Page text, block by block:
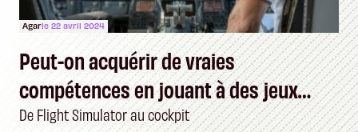
Agarle 22 avril 2024
Peut-on acquérir de vraies
compétences en jouant à des jeux
vidéo ?
De Flight Simulator au cockpit